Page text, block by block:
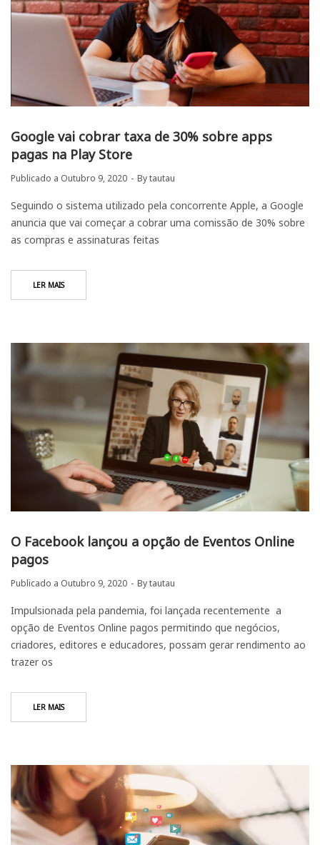
Google vai cobrar taxa de 30% sobre apps
pagas na Play Store
Publicado a Outubro 9, 2020 Bytautau
Seguindo o sistema utilizado pela concorrente Apple, a Google
anuncia que vai começar a cobrar uma comissão de 30% sobre
as compras e assinaturas feitas
LER MAIS
O Facebook lançou a opção de Eventos Online
pagos
Publicado a Outubro 9, 2020 Bytautau
Impulsionada pela pandemia, foi lançada recentemente a
opção de Eventos Online pagos permitindo que negócios,
criadores, editores e educadores, possam gerar rendimento ao
trazer os
LER MAIS